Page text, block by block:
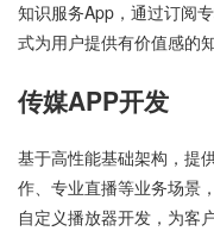
知识服务App，通过订阅
式为用户提供有价值感的
传媒APP开发
基于高性能基础架构，提
作、专业直播等业务场景
自定义播放器开发，为客